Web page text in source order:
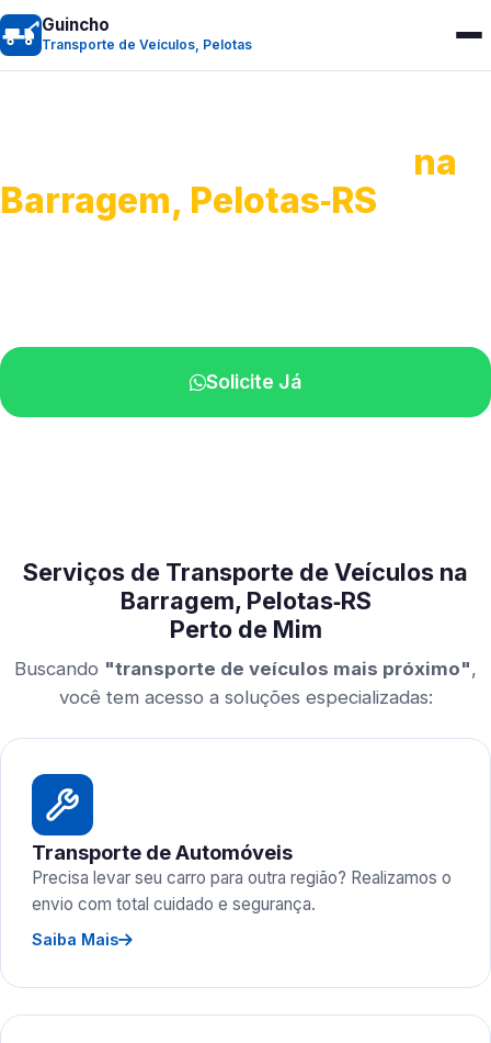
Guincho
Transporte de Veículos, Pelotas
na
Barragem, Pelotas‑RS
Solicite Já
Serviços de Transporte de Veículos na
Barragem, Pelotas‑RS
Perto de Mim
Buscando "transporte de veículos mais próximo",
você tem acesso a soluções especializadas:
Transporte de Automóveis
Precisa levar seu carro para outra região? Realizamos o
envio com total cuidado e segurança.
Saiba Mais